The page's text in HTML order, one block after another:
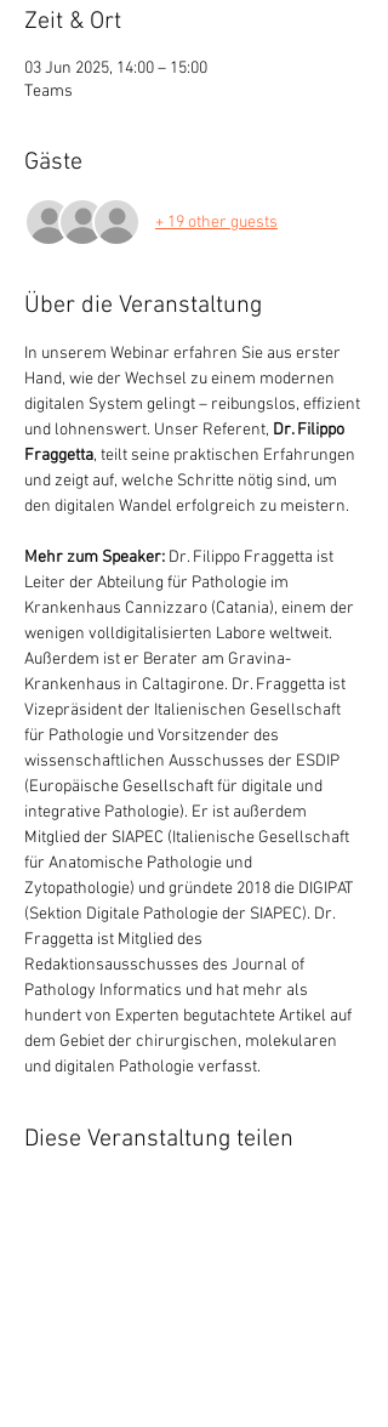
Zeit & Ort
03 Jun 2025, 14:00 – 15:00
Teams
Gäste
+ 19 other guests
Über die Veranstaltung
In unserem Webinar erfahren Sie aus erster
Hand, wie der Wechsel zu einem modernen
digitalen System gelingt – reibungslos, effizient
und lohnenswert. Unser Referent, Dr. Filippo
Fraggetta, teilt seine praktischen Erfahrungen
und zeigt auf, welche Schritte nötig sind, um
den digitalen Wandel erfolgreich zu meistern.
Mehr zum Speaker: Dr. Filippo Fraggetta ist
Leiter der Abteilung für Pathologie im
Krankenhaus Cannizzaro (Catania), einem der
wenigen volldigitalisierten Labore weltweit.
Außerdem ist er Berater am Gravina-
Krankenhaus in Caltagirone. Dr. Fraggetta ist
Vizepräsident der Italienischen Gesellschaft
für Pathologie und Vorsitzender des
wissenschaftlichen Ausschusses der ESDIP
(Europäische Gesellschaft für digitale und
integrative Pathologie). Er ist außerdem
Mitglied der SIAPEC (Italienische Gesellschaft
für Anatomische Pathologie und
Zytopathologie) und gründete 2018 die DIGIPAT
(Sektion Digitale Pathologie der SIAPEC). Dr.
Fraggetta ist Mitglied des
Redaktionsausschusses des Journal of
Pathology Informatics und hat mehr als
hundert von Experten begutachtete Artikel auf
dem Gebiet der chirurgischen, molekularen
und digitalen Pathologie verfasst.
Diese Veranstaltung teilen